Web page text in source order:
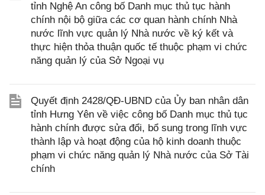
tỉnh Nghệ An công bố Danh mục thủ tục hành
chính nội bộ giữa các cơ quan hành chính Nhà
nước lĩnh vực quản lý Nhà nước về ký kết và
thực hiện thỏa thuận quốc tế thuộc phạm vi chức
năng quản lý của Sở Ngoại vụ
Quyết định 2428/QĐ-UBND của Ủy ban nhân dân
tỉnh Hưng Yên về việc công bố Danh mục thủ tục
hành chính được sửa đổi, bổ sung trong lĩnh vực
thành lập và hoạt động của hộ kinh doanh thuộc
phạm vi chức năng quản lý Nhà nước của Sở Tài
chính